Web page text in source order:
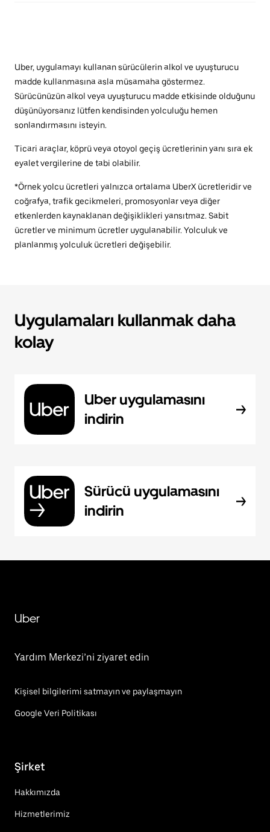
Uber, uygulamayı kullanan sürücülerin alkol ve uyuşturucu
madde kullanmasına asla müsamaha göstermez.
Sürücünüzün alkol veya uyuşturucu madde etkisinde olduğunu
düşünüyorsanız lütfen kendisinden yolculuğu hemen
sonlandırmasını isteyin.
Ticari araçlar, köprü veya otoyol geçiş ücretlerinin yanı sıra ek
eyalet vergilerine de tabi olabilir.
*Örnek yolcu ücretleri yalnızca ortalama UberX ücretleridir ve
coğrafya, trafik gecikmeleri, promosyonlar veya diğer
etkenlerden kaynaklanan değişiklikleri yansıtmaz. Sabit
ücretler ve minimum ücretler uygulanabilir. Yolculuk ve
planlanmış yolculuk ücretleri değişebilir.
Uygulamaları kullanmak daha
kolay
Uber uygulamasını
indirin
Sürücü uygulamasını
indirin
Uber
Yardım Merkezi’ni ziyaret edin
Kişisel bilgilerimi satmayın ve paylaşmayın
Google Veri Politikası
Şirket
Hakkımızda
Hizmetlerimiz